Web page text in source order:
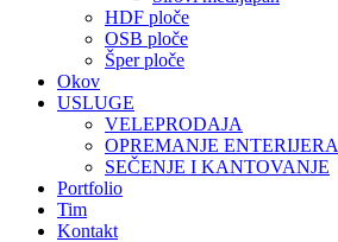
HDF ploče
OSB ploče
Šper ploče
Okov
USLUGE
VELEPRODAJA
OPREMANJE ENTERIJERA
SEČENJE I KANTOVANJE
Portfolio
Tim
Kontakt